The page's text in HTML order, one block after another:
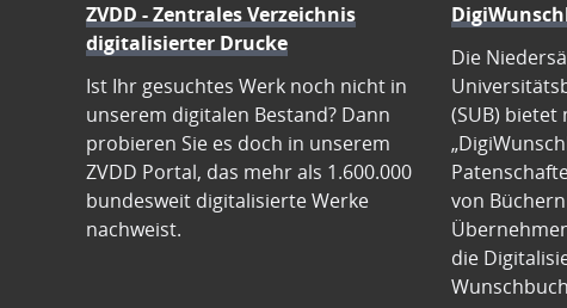
ZVDD - Zentrales Verzeichnis
digitalisierter Drucke
Ist Ihr gesuchtes Werk noch nicht in
unserem digitalen Bestand? Dann
probieren Sie es doch in unserem
ZVDD Portal, das mehr als 1.600.000
bundesweit digitalisierte Werke
nachweist.
Die
(SUB) bietet
von
die